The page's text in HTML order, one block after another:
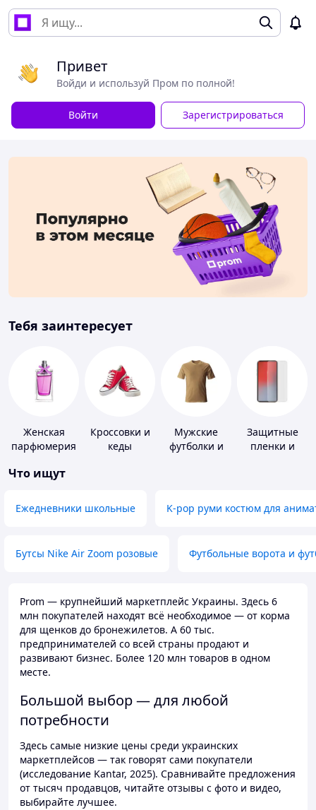
Привет
Войди и используй Пром по полной!
Войти Зарегистрироваться
Тебя заинтересует
Женская
парфюмерия
Кроссовки и
кеды
Мужские
футболки и
Защитные
пленки и
Что ищут
Ежедневники школьные K-pop руми костюм для
Бутсы Nike Air Zoom розовые Футбольные ворота и
Prom — крупнейший маркетплейс Украины. Здесь 6
млн покупателей находят всё необходимое — от корма
для щенков до бронежилетов. А 60 тыс.
предпринимателей со всей страны продают и
развивают бизнес. Более 120 млн товаров в одном
месте.
Большой выбор — для любой
потребности
Здесь самые низкие цены среди украинских
маркетплейсов — так говорят сами покупатели
(исследование Kantar, 2025). Сравнивайте предложения
от тысяч продавцов, читайте отзывы с фото и видео,
выбирайте лучшее.